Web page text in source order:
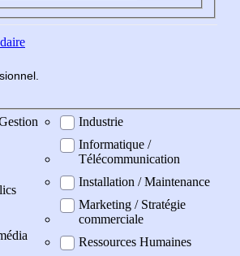
Industrie
Informatique /
Télécommunication
Installation / Maintenance
Marketing / Stratégie
commerciale
Ressources Humaines